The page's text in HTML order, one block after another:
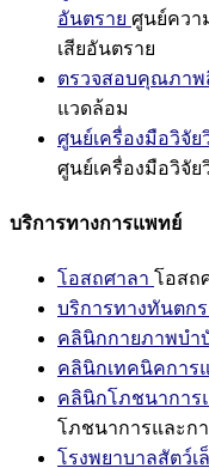
อันตราย ศูนย์ควา
เสียอันตราย
ตรวจสอบคุณภาพ
แวดล้อม
ศูนย์เครื่องมือวิจัย
ศูนย์เครื่องมือวิจัย
บริการทางการแพทย์
โอสถศาลา โอสถ
บริการทางทันตก
คลินิกกายภาพบำ
คลินิกเทคนิคการ
คลินิกโภชนาการ
โภชนาการและก
โรงพยาบาลสัตว์เ